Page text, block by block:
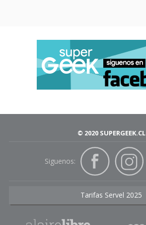
© 2020 SUPERGEEK.CL
Siguenos:
Tarifas Servel 2025